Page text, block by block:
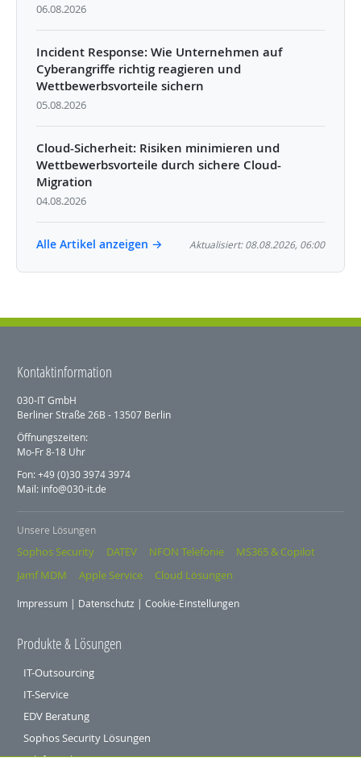
06.08.2026
Incident Response: Wie Unternehmen auf
Cyberangriffe richtig reagieren und
Wettbewerbsvorteile sichern
05.08.2026
Cloud-Sicherheit: Risiken minimieren und
Wettbewerbsvorteile durch sichere Cloud-
Migration
04.08.2026
Alle Artikel anzeigen → Aktualisiert: 08.08.2026, 06:00
Kontaktinformation
030-IT GmbH
Berliner Straße 26B - 13507 Berlin
Öffnungszeiten:
Mo-Fr 8-18 Uhr
Fon: +49 (0)30 3974 3974
Mail: info@030-it.de
Unsere Lösungen
Sophos Security DATEV NFON Telefonie
MS365 & Copilot
Jamf MDM
Apple Service Cloud Lösungen
Impressum | Datenschutz |Cookie-Einstellungen
Produkte & Lösungen
IT-Outsourcing
IT-Service
EDV Beratung
Sophos Security Lösungen